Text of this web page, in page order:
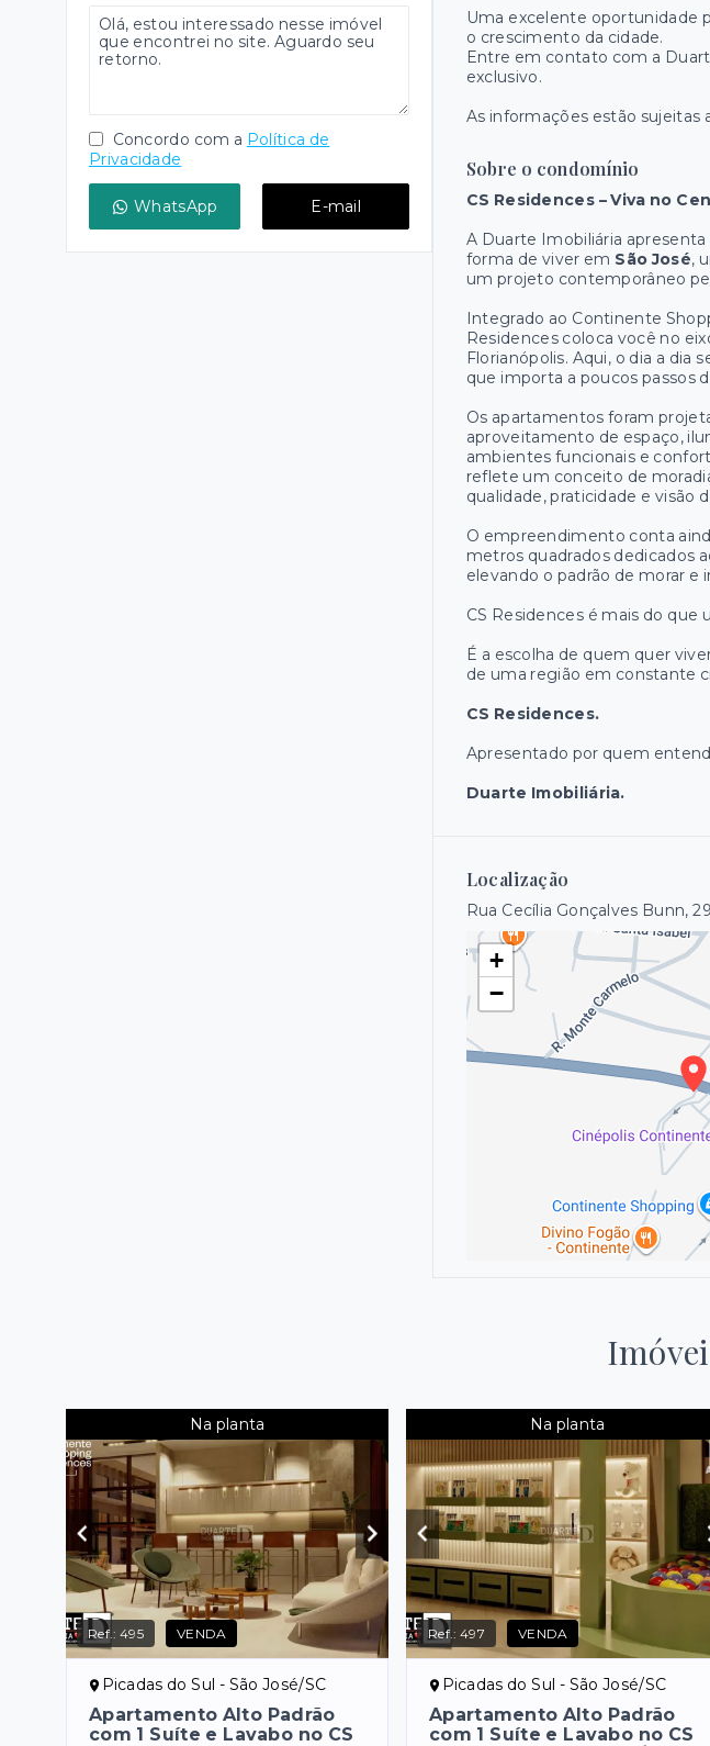
Uma excelente oportunidade
o crescimento da cidade.
Entre em contato com a
exclusivo.
As informações estão sujeitas
Sobre o condomínio
CS Residences – Viva no
A Duarte Imobiliária
forma de viver em São José,
um projeto contemporâneo
Integrado ao Continente
Residences coloca você no
Florianópolis. Aqui, o dia a
que importa a poucos passos
Os apartamentos foram
aproveitamento de espaço,
ambientes funcionais e
reflete um conceito de
qualidade, praticidade e visão
O empreendimento conta
metros quadrados dedicados
elevando o padrão de morar e
CS Residences é mais do que
É a escolha de quem quer
de uma região em constante
CS Residences.
Apresentado por quem
Duarte Imobiliária.
Localização
Rua Cecília Gonçalves Bunn,
+
−
Concordo com a Política de
Privacidade
WhatsApp E-mail
Na planta
Ref.:495 VENDA
Picadas do Sul - São José/SC
Apartamento Alto Padrão
com 1 Suíte e Lavabo no CS
Na planta
Ref.:497 VENDA
Picadas do Sul - São José/SC
Apartamento Alto Padrão
com 1 Suíte e Lavabo no CS